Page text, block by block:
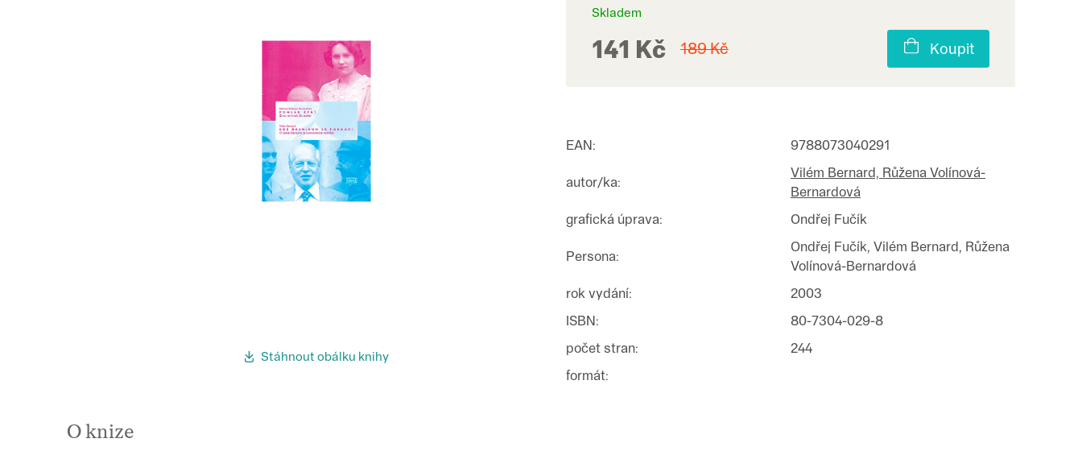
Stáhnout obálku knihy
Skladem
189 Kč
141 Kč Koupit
EAN: 9788073040291
autor/ka:
Vilém Bernard, Růžena Volínová-
Bernardová
grafická úprava: Ondřej Fučík
Persona:
Ondřej Fučík, Vilém Bernard, Růžena
Volínová-Bernardová
rok vydání:
2003
ISBN:
80-7304-029-8
počet stran:
244
formát:
O knize